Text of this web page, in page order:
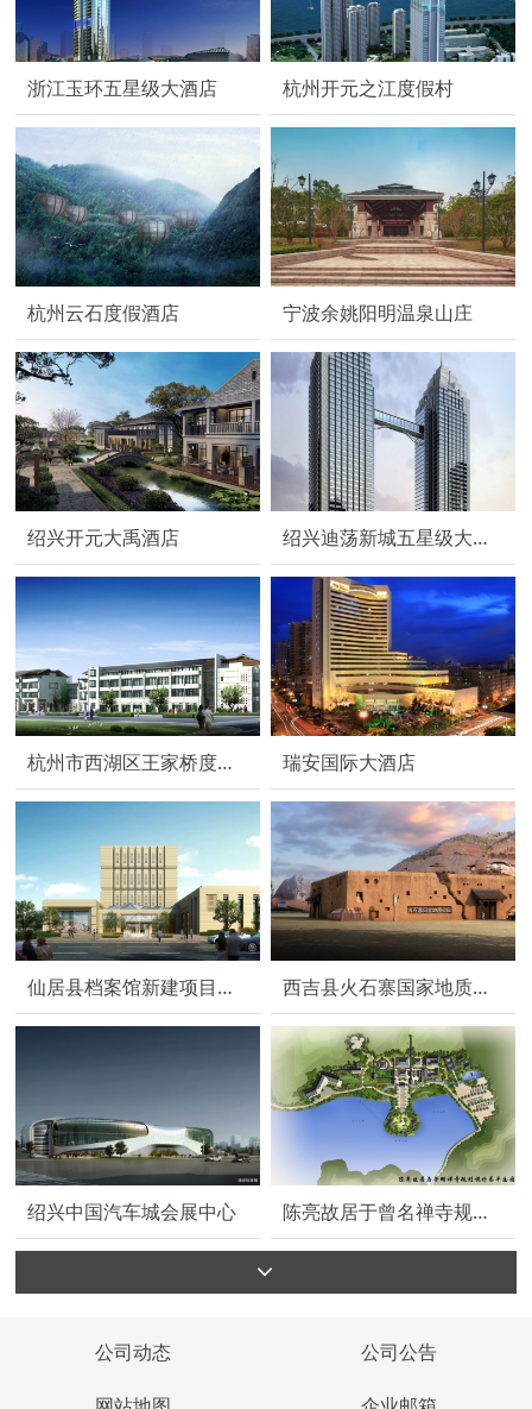
浙江玉环五星级大酒店 杭州开元之江度假村
杭州云石度假酒店 宁波余姚阳明温泉山庄
绍兴开元大禹酒店 绍兴迪荡新城五星级大酒店
杭州市西湖区王家桥度假村 瑞安国际大酒店
仙居县档案馆新建项目设计 西吉县火石寨国家地质博物馆暨游客中心
绍兴中国汽车城会展中心 陈亮故居于曾名禅寺规划设计
公司动态 公司公告